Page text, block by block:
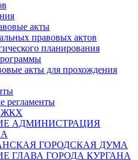
акты
правовых актов
планирования
акты для прохождения
регламенты
ЖКХ
АДМИНИСТРАЦИЯ
ГОРОДСКАЯ ДУМА
ГЛАВА ГОРОДА КУРГАНА